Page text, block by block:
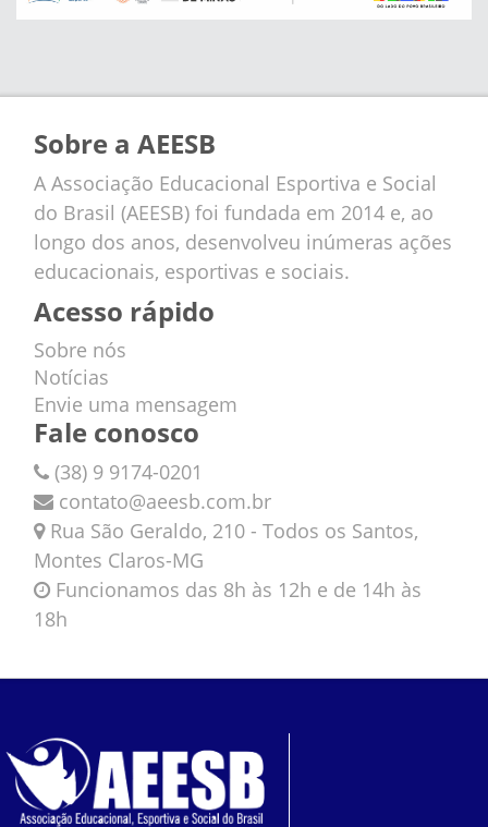
Sobre a AEESB
A Associação Educacional Esportiva e Social
do Brasil (AEESB) foi fundada em 2014 e, ao
longo dos anos, desenvolveu inúmeras ações
educacionais, esportivas e sociais.
Acesso rápido
Sobre nós
Notícias
Envie uma mensagem
Fale conosco
(38) 9 9174-0201
contato@aeesb.com.br
Rua São Geraldo, 210 - Todos os Santos,
Montes Claros-MG
Funcionamos das 8h às 12h e de 14h às
18h